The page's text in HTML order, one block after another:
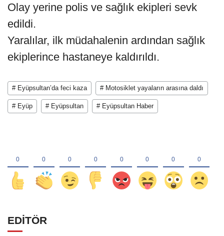
Olay yerine polis ve sağlık ekipleri sevk
edildi.
Yaralılar, ilk müdahalenin ardından sağlık
ekiplerince hastaneye kaldırıldı.
# Eyüpsultan’da feci kaza # Motosiklet yayaların arasına daldı
# Eyüp # Eyüpsultan # Eyüpsultan Haber
EDİTÖR